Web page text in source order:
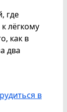
где
лёгкому
как в
два
в